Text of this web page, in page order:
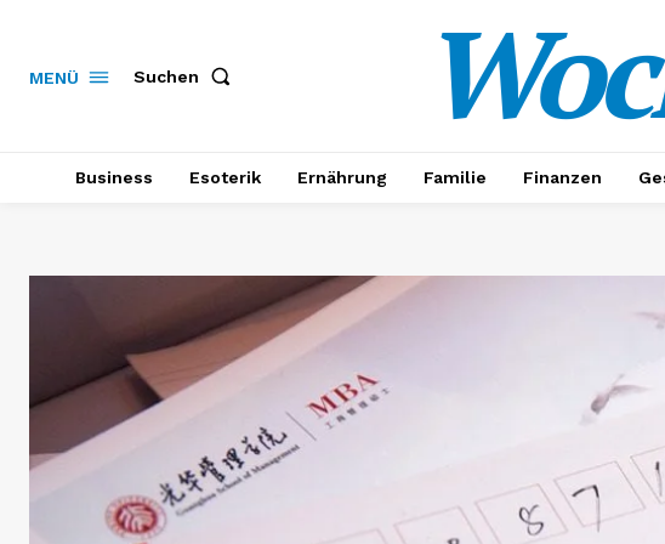
MENÜ Suchen
Business Esoterik Ernährung Familie Finanzen